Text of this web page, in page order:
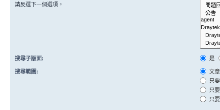
請反選下一個選項。
搜尋子版面: 是
搜尋範圍:
文
只
只
只